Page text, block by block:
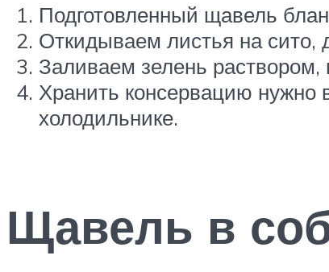
Подготовленный щавель
Откидываем листья на сито,
Заливаем зелень
Хранить консервацию нужно
холодильнике.
Щавель в